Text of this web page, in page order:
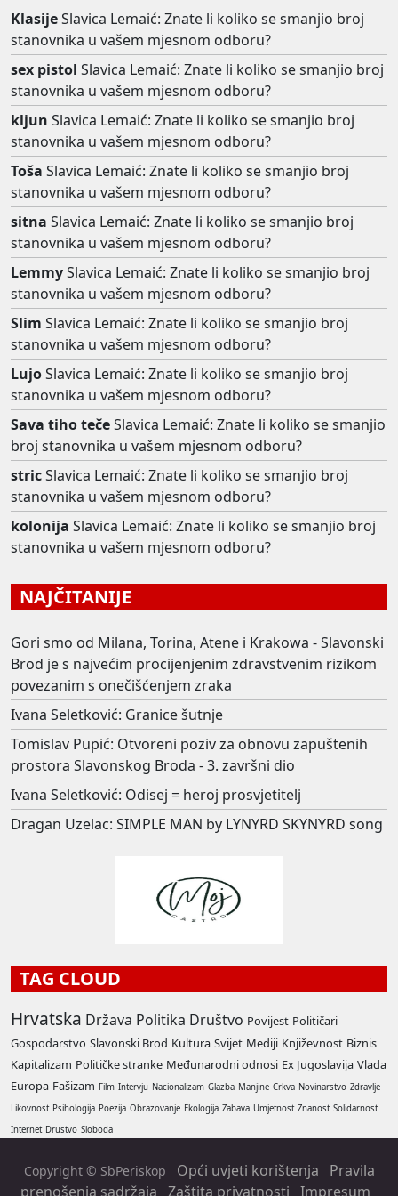
KlasijeSlavica Lemaić: Znate li koliko se smanjio broj
stanovnika u vašem mjesnom odboru?
sex pistol Slavica Lemaić: Znate li koliko se smanjio broj
stanovnika u vašem mjesnom odboru?
kljun Slavica Lemaić: Znate li koliko se smanjio broj
stanovnika u vašem mjesnom odboru?
Toša Slavica Lemaić: Znate li koliko se smanjio broj
stanovnika u vašem mjesnom odboru?
sitna Slavica Lemaić: Znate li koliko se smanjio broj
stanovnika u vašem mjesnom odboru?
LemmySlavica Lemaić: Znate li koliko se smanjio broj
stanovnika u vašem mjesnom odboru?
Slim Slavica Lemaić: Znate li koliko se smanjio broj
stanovnika u vašem mjesnom odboru?
LujoSlavica Lemaić: Znate li koliko se smanjio broj
stanovnika u vašem mjesnom odboru?
Sava tiho tečeSlavica Lemaić: Znate li koliko se smanjio
broj stanovnika u vašem mjesnom odboru?
stricSlavica Lemaić: Znate li koliko se smanjio broj
stanovnika u vašem mjesnom odboru?
kolonija Slavica Lemaić: Znate li koliko se smanjio broj
stanovnika u vašem mjesnom odboru?
NAJČITANIJE
Gori smo od Milana, Torina, Atene i Krakowa - Slavonski
Brod je s najvećim procijenjenim zdravstvenim rizikom
povezanim s onečišćenjem zraka
Ivana Seletković: Granice šutnje
Tomislav Pupić: Otvoreni poziv za obnovu zapuštenih
prostora Slavonskog Broda - 3. završni dio
Ivana Seletković: Odisej = heroj prosvjetitelj
Dragan Uzelac: SIMPLE MAN by LYNYRD SKYNYRD song
TAG CLOUD
Hrvatska Država Politika Društvo Povijest Političari
Gospodarstvo Slavonski Brod Kultura Svijet Mediji Književnost Biznis
Kapitalizam Političke stranke Međunarodni odnosi Ex Jugoslavija Vlada
Europa Fašizam Film Intervju Nacionalizam Glazba Manjine Crkva Novinarstvo Zdravlje
Likovnost Psihologija Poezija Obrazovanje Ekologija Zabava Umjetnost Znanost Solidarnost
Internet Drustvo Sloboda
Copyright © SbPeriskop Opći uvjeti korištenja
Pravila
prenošenja sadržaja Zaštita privatnosti Impresum